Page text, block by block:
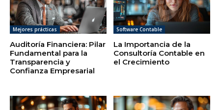
Mejores prácticas
Auditoría Financiera: Pilar
Fundamental para la
Transparencia y
Confianza Empresarial
Software Contable
La Importancia de la
Consultoría Contable en
el Crecimiento